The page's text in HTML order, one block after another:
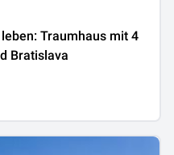
Traumhaus mit 4
Bratislava